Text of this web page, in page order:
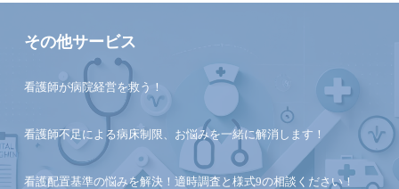
その他サービス
看護師が病院経営を救う！
看護師不足による病床制限、お悩みを一緒に解消します！
看護配置基準の悩みを解決！適時調査と様式9の相談ください！